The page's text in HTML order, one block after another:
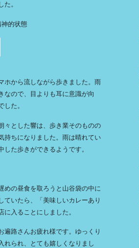
た。
神的状態
ホから流しながら歩きました。雨
なので、目よりも耳に意識が向
した。
々とした響は、歩き業そのものの
持ちになりました。雨は晴れてい
た歩きができるようです。
の昼食を取ろうと山谷袋の中に
ていたら、「美味しいカレーあり
に入ることにしました。
遍路さんお疲れ様です。ゆっくり
れられ、とても嬉しくなりまし